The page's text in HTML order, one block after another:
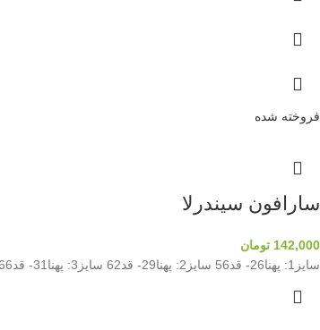
فروخته شده
سارافون سیندرلا
142,000 تومان
سایز1: پهنا26- قد56 سایز2: پهنا29- قد62 سایز3: پهنا31- قد66